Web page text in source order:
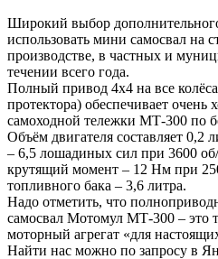
Широкий выбор
использовать мини самосвал на
производстве, в частных и
течении всего года.
Полный привод 4х4 на все
протектора) обеспечивает
самоходной тележки МТ-300 по
Объём двигателя составляет 0,2
– 6,5 лошадиных сил при 3600
крутящий момент – 12 Нм при
топливного бака – 3,6 литра.
Надо отметить, что
самосвал Мотомул МТ-300 – это
моторный агрегат «для
Найти нас можно по запросу в